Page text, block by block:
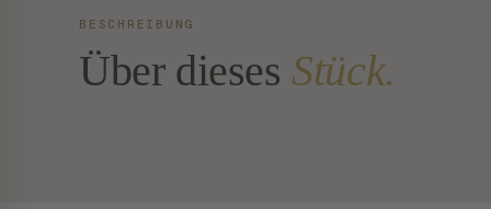
BESCHREIBUNG
Über dieses Stück.